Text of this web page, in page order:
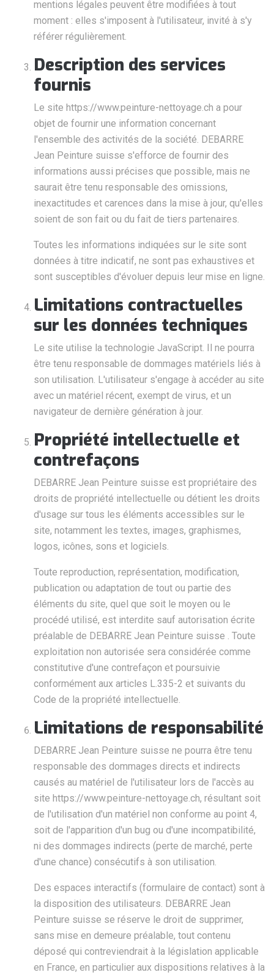
mentions légales peuvent être modifiées à tout
moment : elles s'imposent à l'utilisateur, invité à s'y
référer régulièrement.
Description des services
fournis
Le site https://www.peinture-nettoyage.ch a pour
objet de fournir une information concernant
l'ensemble des activités de la société. DEBARRE
Jean Peinture suisse s'efforce de fournir des
informations aussi précises que possible, mais ne
saurait être tenu responsable des omissions,
inexactitudes et carences dans la mise à jour, qu'elles
soient de son fait ou du fait de tiers partenaires.
Toutes les informations indiquées sur le site sont
données à titre indicatif, ne sont pas exhaustives et
sont susceptibles d'évoluer depuis leur mise en ligne.
Limitations contractuelles
sur les données techniques
Le site utilise la technologie JavaScript. Il ne pourra
être tenu responsable de dommages matériels liés à
son utilisation. L'utilisateur s'engage à accéder au site
avec un matériel récent, exempt de virus, et un
navigateur de dernière génération à jour.
Propriété intellectuelle et
contrefaçons
DEBARRE Jean Peinture suisse est propriétaire des
droits de propriété intellectuelle ou détient les droits
d'usage sur tous les éléments accessibles sur le
site, notamment les textes, images, graphismes,
logos, icônes, sons et logiciels.
Toute reproduction, représentation, modification,
publication ou adaptation de tout ou partie des
éléments du site, quel que soit le moyen ou le
procédé utilisé, est interdite sauf autorisation écrite
préalable de DEBARRE Jean Peinture suisse . Toute
exploitation non autorisée sera considérée comme
constitutive d'une contrefaçon et poursuivie
conformément aux articles L.335-2 et suivants du
Code de la propriété intellectuelle.
Limitations de responsabilité
DEBARRE Jean Peinture suisse ne pourra être tenu
responsable des dommages directs et indirects
causés au matériel de l'utilisateur lors de l'accès au
site https://www.peinture-nettoyage.ch, résultant soit
de l'utilisation d'un matériel non conforme au point 4,
soit de l'apparition d'un bug ou d'une incompatibilité,
ni des dommages indirects (perte de marché, perte
d'une chance) consécutifs à son utilisation.
Des espaces interactifs (formulaire de contact) sont à
la disposition des utilisateurs. DEBARRE Jean
Peinture suisse se réserve le droit de supprimer,
sans mise en demeure préalable, tout contenu
déposé qui contreviendrait à la législation applicable
en France, en particulier aux dispositions relatives à la